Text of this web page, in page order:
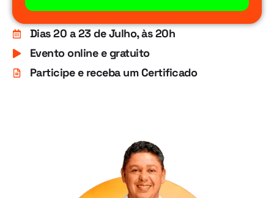
Dias 20 a 23 de Julho, às 20h
Eventoonline e gratuito
Participe e receba um Certificado